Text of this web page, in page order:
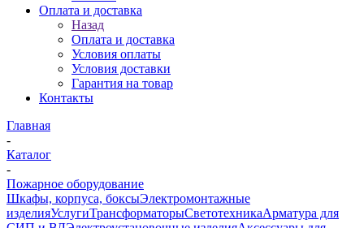
Оплата и доставка
Назад
Оплата и доставка
Условия оплаты
Условия доставки
Гарантия на товар
Контакты
Главная
-
Каталог
-
Пожарное оборудование
Шкафы, корпуса, боксыЭлектромонтажные
изделияУслугиТрансформаторыСветотехникаАрматура для